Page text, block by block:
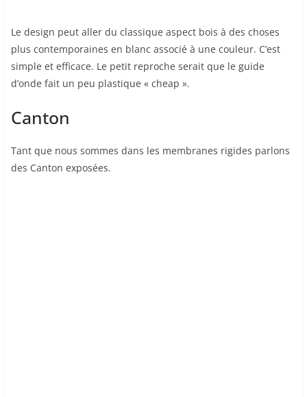
Le design peut aller du classique aspect bois à des choses
plus contemporaines en blanc associé à une couleur. C’est
simple et efficace. Le petit reproche serait que le guide
d’onde fait un peu plastique « cheap ».
Canton
Tant que nous sommes dans les membranes rigides parlons
des Canton exposées.